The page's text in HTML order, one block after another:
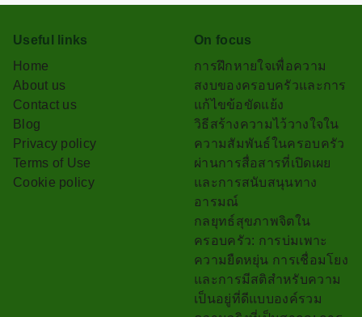
Useful links
Home
About us
Contact us
Blog
Privacy policy
Terms of Use
Cookie policy
On focus
การฝึกหายใจเพื่อความ
สงบของครอบครัวและการ
แก้ไขข้อขัดแย้ง
วิธีสร้างความไว้วางใจใน
ความสัมพันธ์ในครอบครัว
ผ่านการสื่อสารที่เปิดเผย
และการสนับสนุนทาง
อารมณ์
กลยุทธ์สุขภาพจิตใน
ครอบครัว: การบ่มเพาะ
ความยืดหยุ่น การเชื่อมโยง
และการมีสติสำหรับความ
เป็นอยู่ที่ดีแบบองค์รวม